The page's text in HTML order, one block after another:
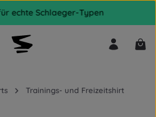
echte Schlaeger-Typen
Trainings- und Freizeitshirt